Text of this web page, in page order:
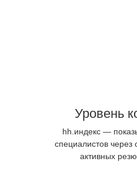
Уровень
hh.индекс —
специалистов через
активных